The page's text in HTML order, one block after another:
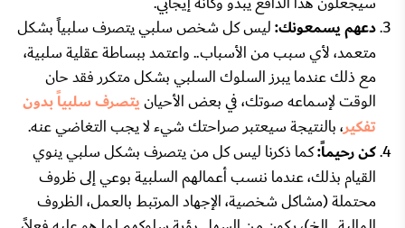
دعهم يسمعونك:ليس كل شخص سلبي يتصرف سلبياً بشكل
متعمد، لأي سبب من الأسباب.. واعتمد ببساطة عقلية سلبية،
مع ذلك عندما يبرز السلوك السلبي بشكل متكرر فقد حان
الوقت لإسماعه صوتك، في بعض الأحيانيتصرف سلبياً بدون
تفكير، بالنتيجة سيعتبر صراحتك شيء لا يجب التغاضي عنه.
كن رحيماً:كما ذكرنا ليس كل من يتصرف بشكل سلبي ينوي
القيام بذلك، عندما ننسب أعمالهم السلبية بوعي إلى ظروف
محتملة (مشاكل شخصية، الإجهاد المرتبط بالعمل، الظروف